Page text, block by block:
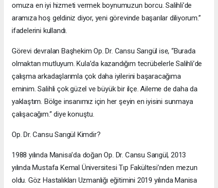
omuza en iyi hizmeti vermek boynumuzun borcu. Salihli’de
aramıza hoş geldiniz diyor, yeni görevinde başarılar diliyorum.”
ifadelerini kullandı.
Görevi devralan Başhekim Op. Dr. Cansu Sarıgül ise, “Burada
olmaktan mutluyum. Kula’da kazandığım tecrübelerle Salihli’de
çalışma arkadaşlarımla çok daha iyilerini başaracağıma
eminim. Salihli çok güzel ve büyük bir ilçe. Aileme de daha da
yaklaştım. Bölge insanımız için her şeyin en iyisini sunmaya
çalışacağım.” diye konuştu.
Op. Dr. Cansu Sarıgül Kimdir?
1988 yılında Manisa’da doğan Op. Dr. Cansu Sarıgül, 2013
yılında Mustafa Kemal Üniversitesi Tıp Fakültesi’nden mezun
oldu. Göz Hastalıkları Uzmanlığı eğitimini 2019 yılında Manisa